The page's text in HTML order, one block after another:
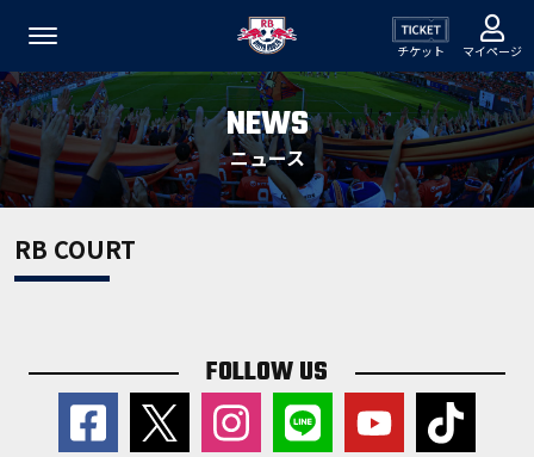
チケット マイページ
NEWS
ニュース
RB COURT
FOLLOW US